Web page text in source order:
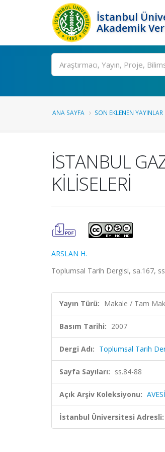
İstanbul
Akademik
Ara
ANA SAYFA SON EKLENEN YAYINLAR
İSTANBUL
KİLİSELERİ
ARSLAN H.
Toplumsal Tarih Dergisi, sa.167,
Yayın Türü: Makale / Tam
Basım Tarihi: 2007
Dergi Adı: Toplumsal Tarih
Sayfa Sayıları: ss.84-88
Açık Arşiv Koleksiyonu:
İstanbul Üniversitesi Adresli: